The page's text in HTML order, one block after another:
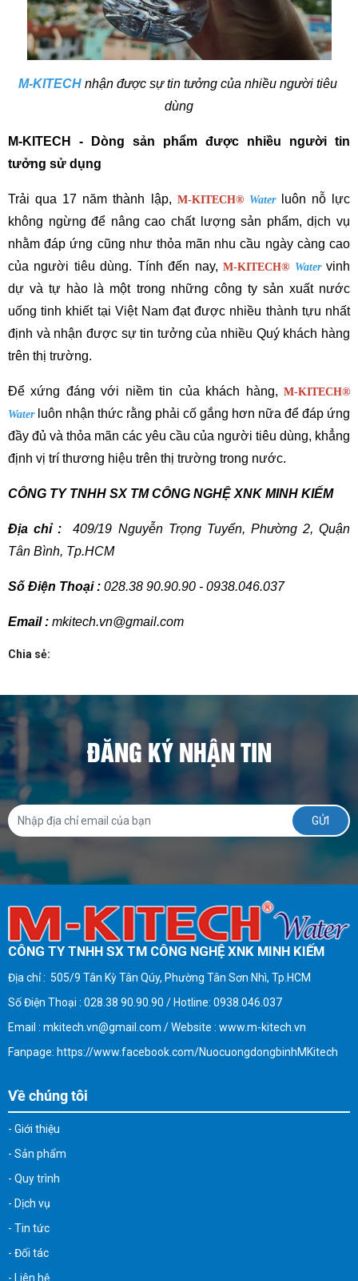
M-KITECH nhận được sự tin tưởng của nhiều người tiêu
dùng
M-KITECH - Dòng sản phẩm được nhiều người tin
tưởng sử dụng
Trải qua 17 năm thành lập, M-KITECH® Water luôn nỗ lực
không ngừng để nâng cao chất lượng sản phẩm, dịch vụ
nhằm đáp ứng cũng như thỏa mãn nhu cầu ngày càng cao
của người tiêu dùng. Tính đến nay, M-KITECH® Water vinh
dự và tự hào là một trong những công ty sản xuất nước
uống tinh khiết tại Việt Nam đạt được nhiều thành tựu nhất
định và nhận được sự tin tưởng của nhiều Quý khách hàng
trên thị trường.
Để xứng đáng với niềm tin của khách hàng, M-KITECH®
Water luôn nhận thức rằng phải cố gắng hơn nữa để đáp ứng
đầy đủ và thỏa mãn các yêu cầu của người tiêu dùng, khẳng
định vị trí thương hiệu trên thị trường trong nước.
CÔNG TY TNHH SX TM CÔNG NGHỆ XNK MINH KIẾM
Địa chỉ : 409/19 Nguyễn Trọng Tuyển, Phường 2, Quận
Tân Bình, Tp.HCM
Số Điện Thoại : 028.38 90.90.90 - 0938.046.037
Email : mkitech.vn@gmail.com
Chia sẻ:
ĐĂNG KÝ NHẬN TIN
CÔNG TY TNHH SX TM CÔNG NGHỆ XNK MINH KIẾM
Địa chỉ : 505/9 Tân Kỳ Tân Qúy, Phường Tân Sơn Nhì, Tp.HCM
Số Điện Thoại : 028.38 90.90.90 / Hotline: 0938.046.037
Email : mkitech.vn@gmail.com / Website : www.m-kitech.vn
Fanpage: https://www.facebook.com/NuocuongdongbinhMKitech
Về chúng tôi
- Giới thiệu
- Sản phẩm
- Quy trình
- Dịch vụ
- Tin tức
- Đối tác
- Liên hệ